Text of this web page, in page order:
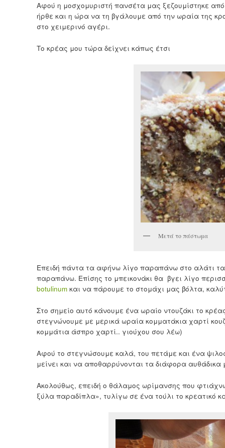
Αφού η μοσχομυριστή πανσέτα μας ξεζουμίστηκε
ήρθε και η ώρα να τη βγάλουμε από την ωραία της
στο χειμερινό αγέρι.
Το κρέας μου τώρα δείχνει κάπως έτσι
Μετά το πάστωμα
Επειδή πάντα τα αφήνω λίγο παραπάνω στο αλάτι
παραπάνω. Επίσης το μπεικονάκι θα βγει λίγο
botulinum και να πάρουμε το στομάχι μας βόλτα,
Στο σημείο αυτό κάνουμε ένα ωραίο ντουζάκι το
στεγνώνουμε με μερικά ωραία κομματάκια χαρτί
κομμάτια άσπρο χαρτί.. γιούχου σου λέω)
Αφού το στεγνώσουμε καλά, του πετάμε και ένα
μείνει και να αποθαρρύνονται τα διάφορα αυθάδικα
Ακολούθως, επειδή ο θάλαμος ωρίμανσης που
ξύλα παραδίπλα», τυλίγω σε ένα τούλι το κρεατικό